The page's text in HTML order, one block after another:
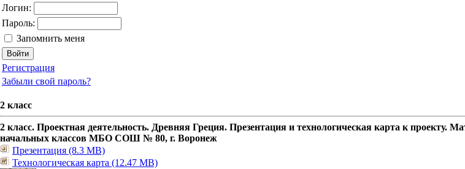
Логин:
Пароль:
Запомнить меня
Регистрация
Забыли свой пароль?
2 класс
2 класс. Проектная деятельность. Древняя Греция. Презентация и технологическая карта к
начальных классов МБО СОШ № 80, г. Воронеж
Презентация (8.3 MB)
Технологическая карта (12.47 MB)